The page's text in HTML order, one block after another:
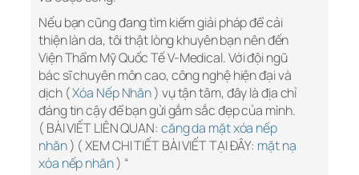
Nếu bạn cũng đang tìm kiếm giải pháp để cải
thiện làn da, tôi thật lòng khuyên bạn nên đến
Viện Thẩm Mỹ Quốc Tế V-Medical. Với đội ngũ
bác sĩ chuyên môn cao, công nghệ hiện đại và
dịch (Xóa Nếp Nhăn) vụ tận tâm, đây là địa chỉ
đáng tin cậy để bạn gửi gắm sắc đẹp của mình.
( BÀI VIẾT LIÊN QUAN: căng da mặt xóa nếp
nhăn) ( XEM CHI TIẾT BÀI VIẾT TẠI ĐÂY: mặt nạ
xóa nếp nhăn) “